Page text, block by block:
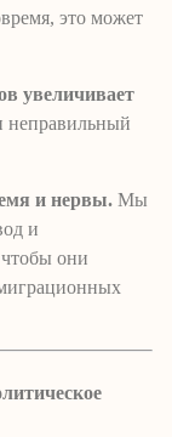
это может
увеличивает
неправильный
и нервы. Мы
и
они